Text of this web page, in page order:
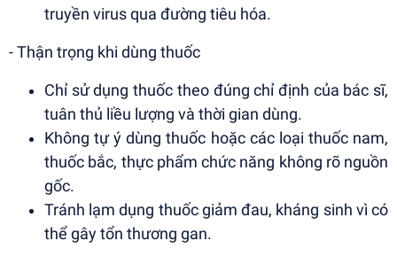
truyền virus qua đường tiêu hóa.
- Thận trọng khi dùng thuốc
Chỉ sử dụng thuốc theo đúng chỉ định của bác sĩ,
tuân thủ liều lượng và thời gian dùng.
Không tự ý dùng thuốc hoặc các loại thuốc nam,
thuốc bắc, thực phẩm chức năng không rõ nguồn
gốc.
Tránh lạm dụng thuốc giảm đau, kháng sinh vì có
thể gây tổn thương gan.